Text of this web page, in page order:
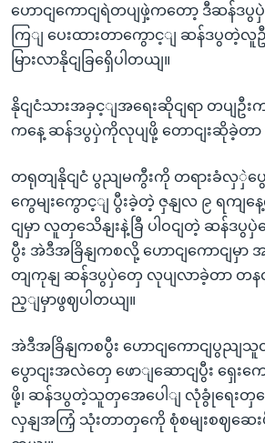
ဟောငျကောငျရဲတပျဖှဲ့ကတော့ ဒီဆန်ဒ
ကြျ ပေးထားတာကွောင့ျ ဆန်ဒပွတဲ့လူဦ
မြားလာနိုငျခြရှေိပါတယျ။
နိုငျငံသားအခှင့ျအရေးဆိုငျရာ တပျဦး
ကနေ့ ဆန်ဒပွပှဲကိုလုပျဖို့ တောငျးဆိုခဲ့တာ
တရုတျနိုငျငံ ပွညျမကွီးကို တရားခံလှှဲပွော
ကွေမျးကွောင့ျ ပွီးခဲ့တဲ့ ဇှနျလ ၉ ရကျန
ငျမှာ လူတှသေိနျးနဲ့ခြီ ပါဝငျတဲ့ ဆန်ဒ
ပွီး အဲဒီအခြိနျကစလို့ ဟောငျကောငျမှာ
တျကုနျ ဆန်ဒပွပှဲတှေ လုပျလာခဲ့တာ တန
ည့ျမှာဖွဈပါတယျ။
အဲဒီအခြိနျကစပွီး ဟောငျကောငျပွညျ
ပွောငျးအလဲတှေ ဖောျဆောငျပွီး ရှေး
ဖို့၊ ဆန်ဒပွတဲ့သူတှအေပေါျ လုံခွုံရေးတှ
လှနျအကြှံ သုံးတာတှကေို စုံစမျးစဈဆေး